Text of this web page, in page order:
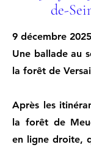
de-
9 décembre 2025
Une ballade au
la forêt de
Après les
la forêt de
en ligne droite,